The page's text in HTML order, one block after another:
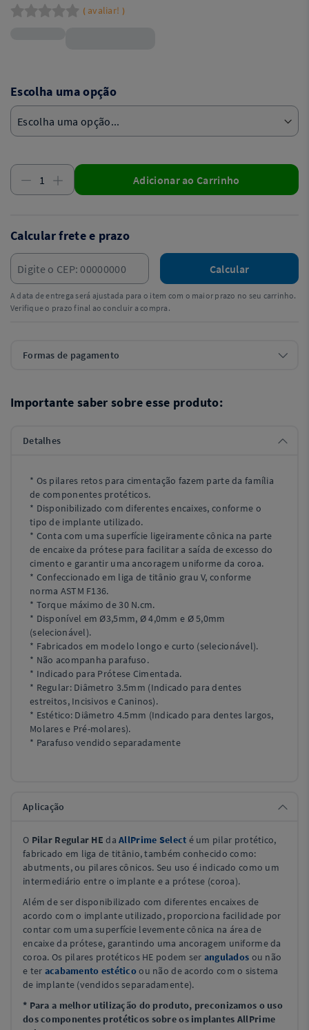
( avaliar! )
Escolha uma opção
Adicionar ao Carrinho
Calcular frete e prazo
Calcular
A data de entrega será ajustada para o item com o maior prazo no seu carrinho.
Verifique o prazo final ao concluir a compra.
Formas de pagamento
Importante saber sobre esse produto:
Detalhes
* Os pilares retos para cimentação fazem parte da família
de componentes protéticos.
* Disponibilizado com diferentes encaixes, conforme o
tipo de implante utilizado.
* Conta com uma superfície ligeiramente cônica na parte
de encaixe da prótese para facilitar a saída de excesso do
cimento e garantir uma ancoragem uniforme da coroa.
* Confeccionado em liga de titânio grau V, conforme
norma ASTM F136.
* Torque máximo de 30 N.cm.
* Disponível em Ø3,5mm, Ø 4,0mm e Ø 5,0mm
(selecionável).
* Fabricados em modelo longo e curto (selecionável).
* Não acompanha parafuso.
* Indicado para Prótese Cimentada.
* Regular: Diâmetro 3.5mm (Indicado para dentes
estreitos, Incisivos e Caninos).
* Estético: Diâmetro 4.5mm (Indicado para dentes largos,
Molares e Pré-molares).
* Parafuso vendido separadamente
Aplicação
O Pilar Regular HEdaAllPrime Select é um pilar protético,
fabricado em liga de titânio, também conhecido como:
abutments, ou pilares cônicos. Seu uso é indicado como um
intermediário entre o implante e a prótese (coroa).
Além de ser disponibilizado com diferentes encaixes de
acordo com o implante utilizado, proporciona facilidade por
contar com uma superfície levemente cônica na área de
encaixe da prótese, garantindo uma ancoragem uniforme da
coroa. Os pilares protéticos HE podem ser angulados ou não
e ter acabamento estéticoou não de acordo com o sistema
de implante (vendidos separadamente).
* Para a melhor utilização do produto, preconizamos o uso
dos componentes protéticos sobre os implantes AllPrime